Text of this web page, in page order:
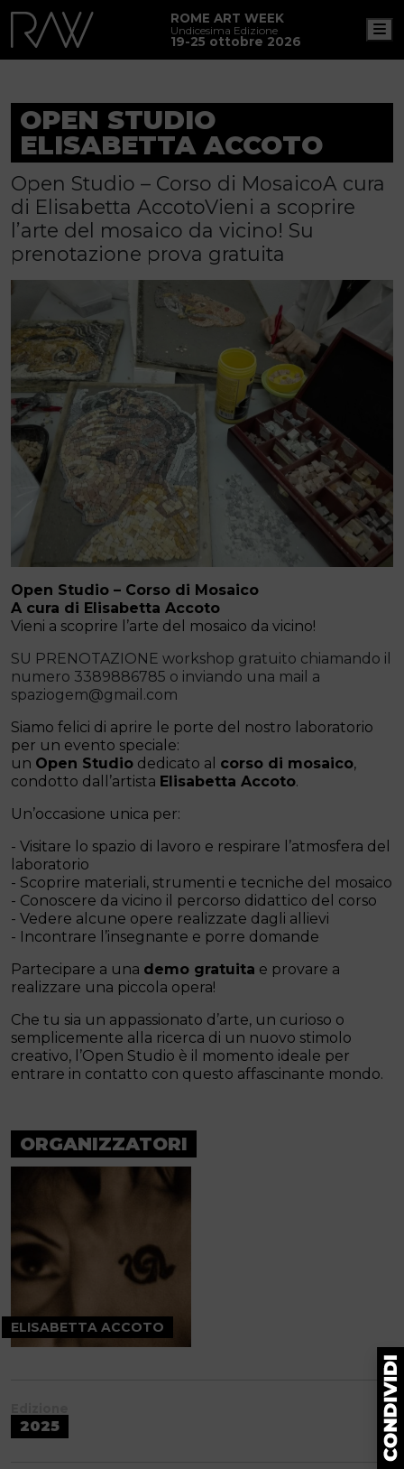
ROME ART WEEK
Undicesima Edizione
19-25 ottobre 2026
OPEN STUDIO
ELISABETTA ACCOTO
Open Studio – Corso di MosaicoA cura
di Elisabetta AccotoVieni a scoprire
l’arte del mosaico da vicino! Su
prenotazione prova gratuita
Open Studio – Corso di Mosaico
A cura di Elisabetta Accoto
Vieni a scoprire l’arte del mosaico da vicino!
SU PRENOTAZIONE workshop gratuito chiamando il
numero 3389886785 o inviando una mail a
spaziogem@gmail.com
Siamo felici di aprire le porte del nostro laboratorio
per un evento speciale:
un Open Studio dedicato al corso di mosaico,
condotto dall’artista Elisabetta Accoto.
Un’occasione unica per:
- Visitare lo spazio di lavoro e respirare l’atmosfera del
laboratorio
- Scoprire materiali, strumenti e tecniche del mosaico
- Conoscere da vicino il percorso didattico del corso
- Vedere alcune opere realizzate dagli allievi
- Incontrare l’insegnante e porre domande
Partecipare a una demo gratuita e provare a
realizzare una piccola opera!
Che tu sia un appassionato d’arte, un curioso o
semplicemente alla ricerca di un nuovo stimolo
creativo, l’Open Studio è il momento ideale per
entrare in contatto con questo affascinante mondo.
ORGANIZZATORI
ELISABETTA ACCOTO
2025